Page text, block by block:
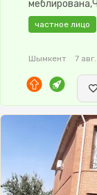
частное лицо
Шымкент 7 авг.